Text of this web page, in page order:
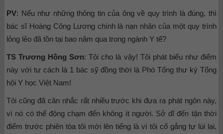
PV: Nếu như những thông tin của ông về quy trình là đúng, thì
bác sĩ Hoàng Công Lương chính là nạn nhân của một quy trình
lỏng lẻo đã tồn tại bao năm qua trong ngành Y tế?
TS Trương Hồng Sơn: Tôi cho là vậy! Tôi phát biểu như điểm
này với tư cách là 1 bác sỹ đồng thời là Phó Tổng thư ký Tổng
hội Y học Việt Nam!
Tôi cũng đã cân nhắc rất nhiều trước khi đưa ra phát ngôn này,
vì nó có thể động chạm đến không ít người. Sở dĩ đến tận thời
điểm trước phiên tòa tôi mới lên tiếng là vì tôi cố gắng tự lùi lại,